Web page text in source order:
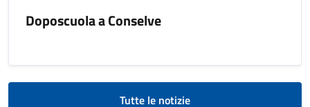
Doposcuola a Conselve
Tutte le notizie